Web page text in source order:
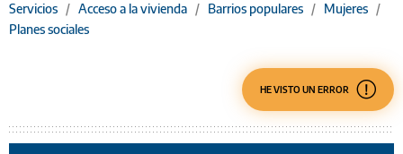
Servicios / Acceso a la vivienda / Barrios populares / Mujeres /
Planes sociales
HE VISTO UN ERROR